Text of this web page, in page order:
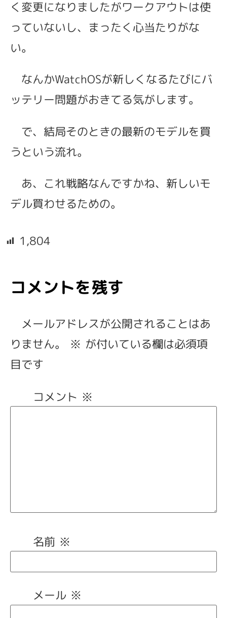
く変更になりましたがワークアウトは使
っていないし、まったく心当たりがな
い。
なんかWatchOSが新しくなるたびにバ
ッテリー問題がおきてる気がします。
で、結局そのときの最新のモデルを買
うという流れ。
あ、これ戦略なんですかね、新しいモ
デル買わせるための。
1,804
コメントを残す
メールアドレスが公開されることはあ
りません。
※ が付いている欄は必須項
目です
コメント ※
名前 ※
メール ※